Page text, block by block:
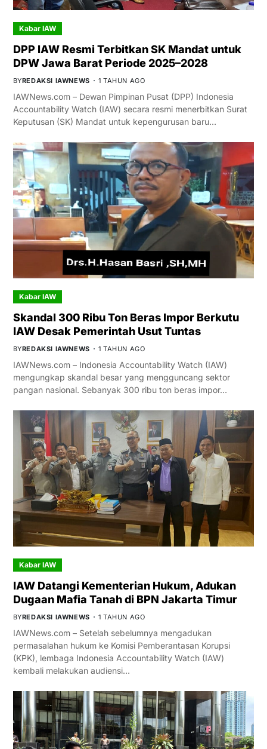
Kabar IAW
DPP IAW Resmi Terbitkan SK Mandat untuk
DPW Jawa Barat Periode 2025–2028
BYREDAKSI IAWNEWS 1 TAHUN AGO
IAWNews.com – Dewan Pimpinan Pusat (DPP) Indonesia
Accountability Watch (IAW) secara resmi menerbitkan Surat
Keputusan (SK) Mandat untuk kepengurusan baru…
Kabar IAW
Skandal 300 Ribu Ton Beras Impor Berkutu
IAW Desak Pemerintah Usut Tuntas
BYREDAKSI IAWNEWS 1 TAHUN AGO
IAWNews.com – Indonesia Accountability Watch (IAW)
mengungkap skandal besar yang mengguncang sektor
pangan nasional. Sebanyak 300 ribu ton beras impor…
Kabar IAW
IAW Datangi Kementerian Hukum, Adukan
Dugaan Mafia Tanah di BPN Jakarta Timur
BYREDAKSI IAWNEWS 1 TAHUN AGO
IAWNews.com – Setelah sebelumnya mengadukan
permasalahan hukum ke Komisi Pemberantasan Korupsi
(KPK), lembaga Indonesia Accountability Watch (IAW)
kembali melakukan audiensi…